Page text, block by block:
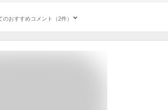
のおすすめコメント（2件）